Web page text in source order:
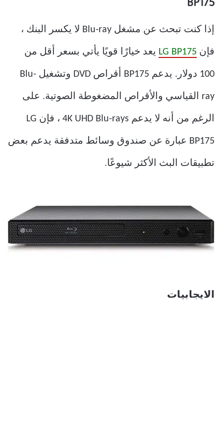
BP175
إذا كنت تبحث عن مشغل Blu-ray لا يكسر البنك ،
فإن LG BP175 يعد خيارًا قويًا يأتي بسعر أقل من
100 دولار. يدعم BP175 أقراص DVD وتشغيل Blu-
ray القياسي والأقراص المضغوطة الصوتية. على
الرغم من أنه لا يدعم 4K UHD Blu-rays ، فإن LG
BP175 عبارة عن صندوق وسائط متدفقة يدعم بعض
تطبيقات البث الأكثر شيوعًا.
الايجابيات